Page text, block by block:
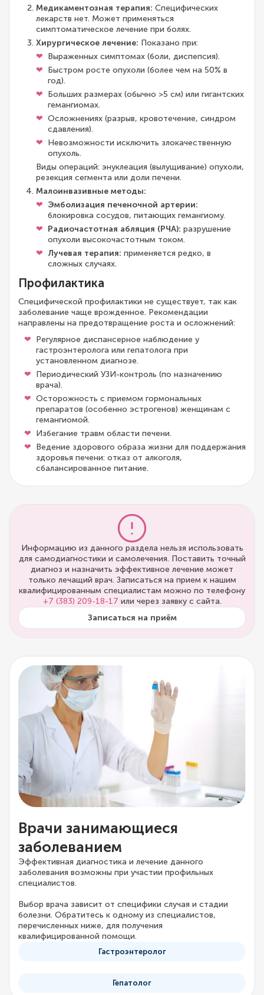
Медикаментозная терапия: Специфических
лекарств нет. Может применяться
симптоматическое лечение при болях.
Хирургическое лечение: Показано при:
Выраженных симптомах (боли, диспепсия).
Быстром росте опухоли (более чем на 50% в
год).
Больших размерах (обычно >5 см) или гигантских
гемангиомах.
Осложнениях (разрыв, кровотечение, синдром
сдавления).
Невозможности исключить злокачественную
опухоль.
Виды операций: энуклеация (вылущивание) опухоли,
резекция сегмента или доли печени.
Малоинвазивные методы:
Эмболизация печеночной артерии:
блокировка сосудов, питающих гемангиому.
Радиочастотная абляция (РЧА): разрушение
опухоли высокочастотным током.
Лучевая терапия: применяется редко, в
сложных случаях.
Профилактика
Специфической профилактики не существует, так как
заболевание чаще врожденное. Рекомендации
направлены на предотвращение роста и осложнений:
Регулярное диспансерное наблюдение у
гастроэнтеролога или гепатолога при
установленном диагнозе.
Периодический УЗИ-контроль (по назначению
врача).
Осторожность с приемом гормональных
препаратов (особенно эстрогенов) женщинам с
гемангиомой.
Избегание травм области печени.
Ведение здорового образа жизни для поддержания
здоровья печени: отказ от алкоголя,
сбалансированное питание.
Информацию из данного раздела нельзя использовать
для самодиагностики и самолечения. Поставить точный
диагноз и назначить эффективное лечение может
только лечащий врач. Записаться на прием к нашим
квалифицированным специалистам можно по телефону
+7 (383) 209-18-17 или через заявку с сайта.
Записаться на приём
Врачи занимающиеся
заболеванием
Эффективная диагностика и лечение данного
заболевания возможны при участии профильных
специалистов.
Выбор врача зависит от специфики случая и стадии
болезни. Обратитесь к одному из специалистов,
перечисленных ниже, для получения
квалифицированной помощи.
Гастроэнтеролог
Гепатолог